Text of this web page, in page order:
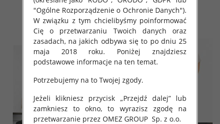
35.00 zł
szczegóły
35.00 zł
szczegóły
"Ogólne Rozporządzenie o Ochronie Danych").
W związku z tym chcielibyśmy poinformować
Cię o przetwarzaniu Twoich danych oraz
zasadach, na jakich odbywa się to po dniu 25
maja 2018 roku. Poniżej znajdziesz
podstawowe informacje na ten temat.
Potrzebujemy na to Twojej zgody.
Jeżeli klikniesz przycisk „Przejdź dalej” lub
zamkniesz to okno, to wyrazisz zgodę na
przetwarzanie przez OMEZ GROUP Sp. z o.o.